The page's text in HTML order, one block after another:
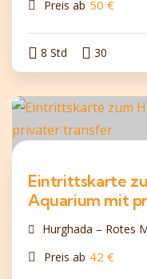
Preis ab 50 €
8 Std 30
Eintrittskarte
Aquarium mit
Hurghada – Rotes
Preis ab 42 €